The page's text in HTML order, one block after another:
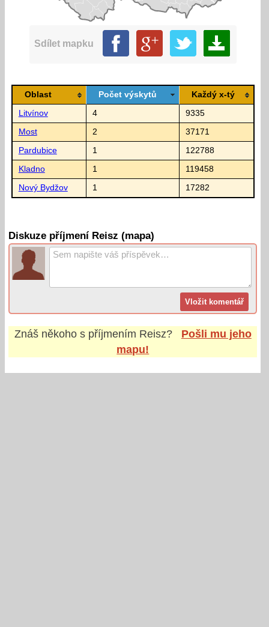
Sdílet mapku
Oblast Počet výskytů Každý x-tý
Litvínov 4 9335
Most 2 37171
Pardubice 1 122788
Kladno 1 119458
Nový Bydžov 1 17282
Diskuze příjmení Reisz (mapa)
Znáš někoho s příjmením Reisz?
Pošli mu jeho
mapu!